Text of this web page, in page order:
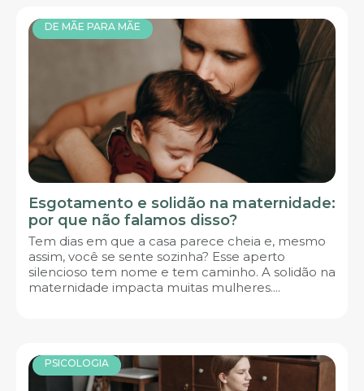
DE MÃE PARA MÃE
Esgotamento e solidão na maternidade:
por que não falamos disso?
Tem dias em que a casa parece cheia e, mesmo
assim, você se sente sozinha? Esse aperto
silencioso tem nome e tem caminho. A solidão na
maternidade impacta muitas mulheres....
PSICOLOGIA